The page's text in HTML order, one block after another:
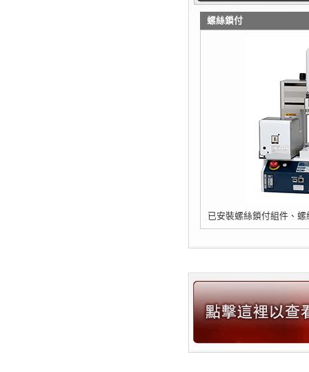
螺絲鎖付
已安裝螺絲鎖付組件、